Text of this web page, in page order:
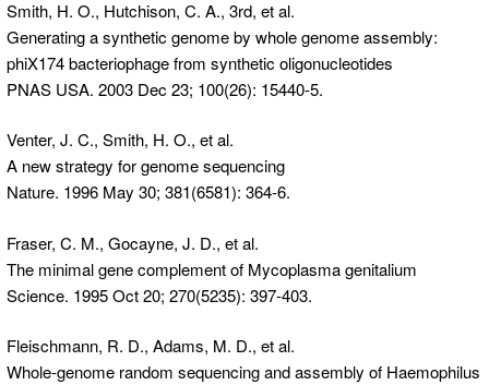
Smith, H. O., Hutchison, C. A., 3rd, et al.
Generating a synthetic genome by whole genome assembly:
phiX174 bacteriophage from synthetic oligonucleotides
PNAS USA. 2003 Dec 23; 100(26): 15440-5.
Venter, J. C., Smith, H. O., et al.
A new strategy for genome sequencing
Nature. 1996 May 30; 381(6581): 364-6.
Fraser, C. M., Gocayne, J. D., et al.
The minimal gene complement of Mycoplasma genitalium
Science. 1995 Oct 20; 270(5235): 397-403.
Fleischmann, R. D., Adams, M. D., et al.
Whole-genome random sequencing and assembly of Haemophilus